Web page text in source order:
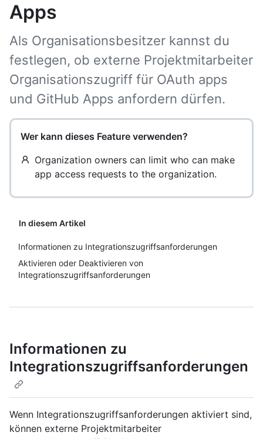
Apps
Als Organisationsbesitzer kannst du
festlegen, ob externe Projektmitarbeiter
Organisationszugriff für OAuth apps
und GitHub Apps anfordern dürfen.
Wer kann dieses Feature verwenden?
Organization owners can limit who can make
app access requests to the organization.
In diesem Artikel
Informationen zu Integrationszugriffsanforderungen
Aktivieren oder Deaktivieren von
Integrationszugriffsanforderungen
Informationen zu
Integrationszugriffsanforderungen
Wenn Integrationszugriffsanforderungen aktiviert sind,
können externe Projektmitarbeiter